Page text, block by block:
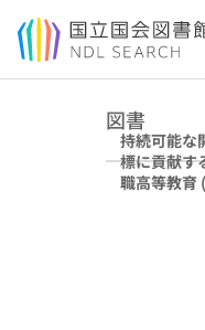
本文へ移動
図書
持続可能な
標に貢献す
職高等教育
職教育質保